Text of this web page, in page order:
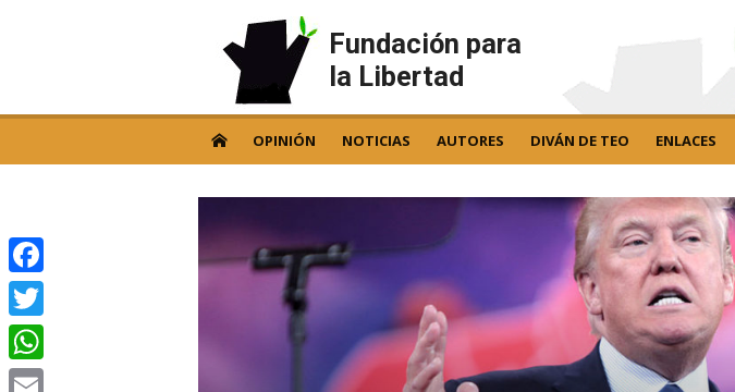
Fundación para
la Libertad
OPINIÓN NOTICIAS AUTORES DIVÁN DE TEO ENLACES
Facebook
Twitter
WhatsApp